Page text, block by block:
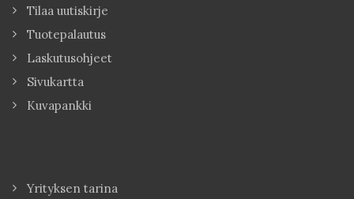
Tilaa uutiskirje
Tuotepalautus
Laskutusohjeet
Sivukartta
Kuvapankki
Yrityksen tarina